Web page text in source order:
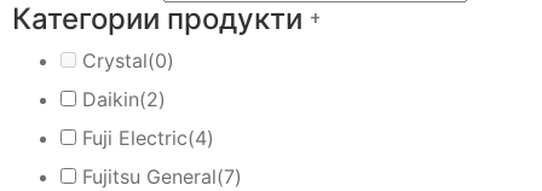
Категории продукти +
Crystal(0)
Daikin(2)
Fuji Electric(4)
Fujitsu General(7)